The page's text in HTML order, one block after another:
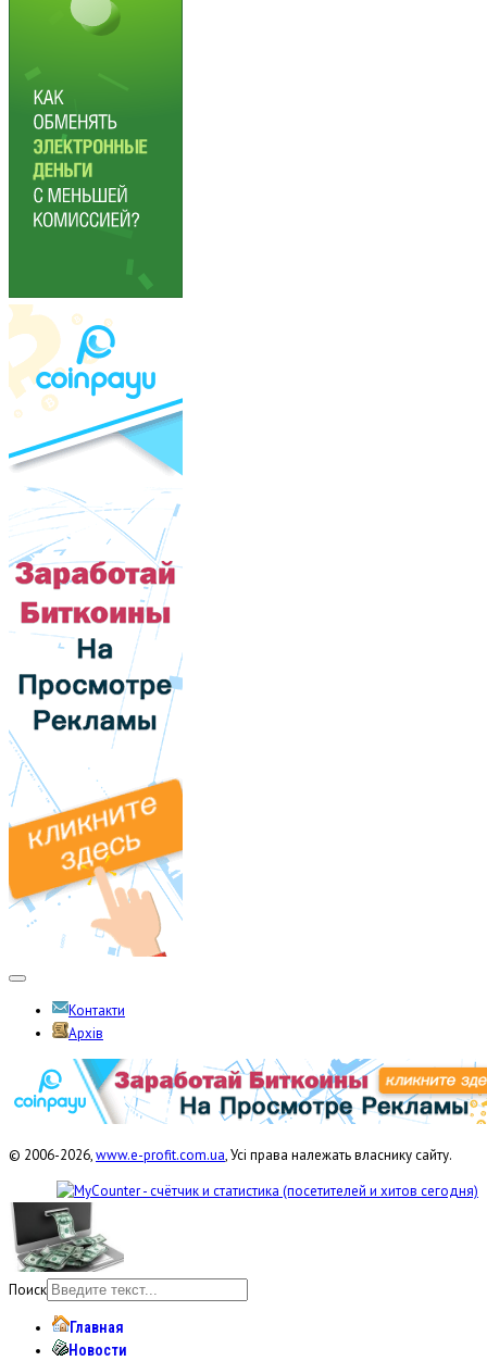
Контакти
Архів
© 2006-2026,www.e-profit.com.ua, Усі права належать власнику сайту.
Поиск
Главная
Новости